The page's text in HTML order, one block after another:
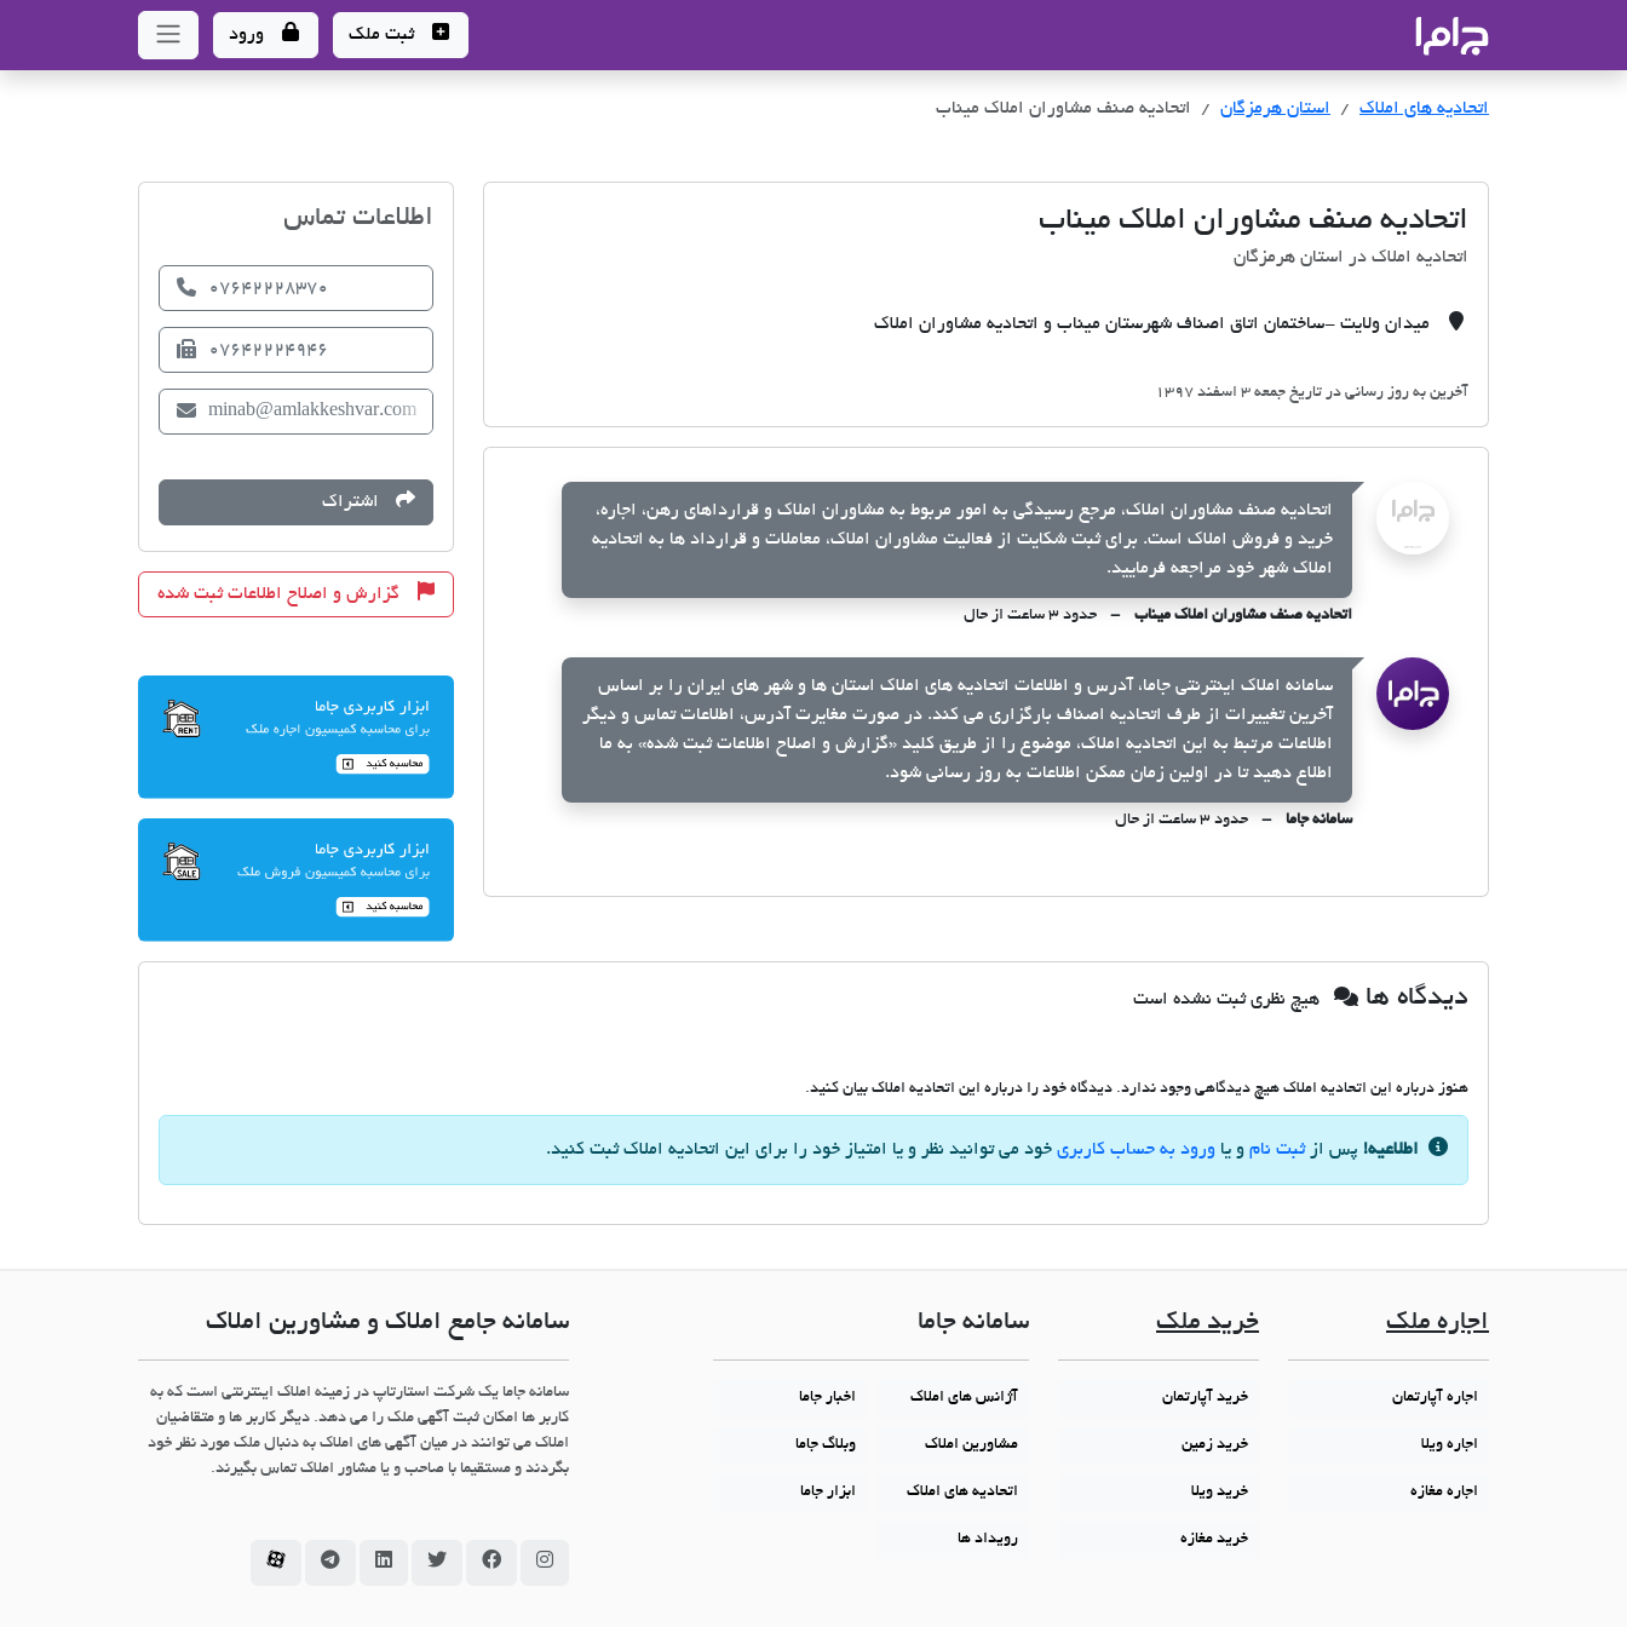
ثبت ملک ورود
اتحادیه های املاک اتحادیه های املاک
استان هرمزگان اتحادیه صنف مشاوران املاک میناب
اتحادیه صنف مشاوران املاک میناب
اتحادیه املاک در استان هرمزگان
میدان ولایت -ساختمان اتاق اصناف شهرستان میناب و اتحادیه مشاوران املاک
آخرین به روز رسانی در تاریخ جمعه 3 اسفند 1397
اتحادیه صنف مشاوران املاک، مرجع رسیدگی به امور مربوط به مشاوران املاک و قرارداهای رهن، اجاره،
خرید و فروش املاک است. برای ثبت شکایت از فعالیت مشاوران املاک، معاملات و قرارداد ها به اتحادیه
املاک شهر خود مراجعه فرمایید.
اتحادیه صنف مشاوران املاک میناب حدود ۳ ساعت از حال
سامانه املاک اینترنتی جاما، آدرس و اطلاعات اتحادیه های املاک استان ها و شهر های ایران را بر اساس
آخرین تغییرات از طرف اتحادیه اصناف بارگزاری می کند. در صورت مغایرت آدرس، اطلاعات تماس و دیگر
اطلاعات مرتبط به این اتحادیه املاک، موضوع را از طریق کلید «گزارش و اصلاح اطلاعات ثبت شده» به ما
اطلاع دهید تا در اولین زمان ممکن اطلاعات به روز رسانی شود.
سامانه جاما حدود ۳ ساعت از حال
اطلاعات تماس
07642228370
07642224946
minab@amlakkeshvar.com
اشتراک
گزارش و اصلاح اطلاعات ثبت شده
دیدگاه ها هیچ نظری ثبت نشده است
هنوز درباره این اتحادیه املاک هیچ دیدگاهی وجود ندارد. دیدگاه خود را درباره این اتحادیه املاک بیان کنید.
اطلاعیه! پس ازثبت نام و یا ورود به حساب کاربری خود می توانید نظر و یا امتیاز خود را برای این اتحادیه املاک ثبت کنید.
اجاره ملک
اجاره آپارتمان
اجاره ویلا
اجاره مغازه
خرید ملک
خرید آپارتمان
خرید زمین
خرید ویلا
خرید مغازه
سامانه جاما
آژانس های املاک اخبار جاما
مشاورین املاک وبلاگ جاما
اتحادیه های املاک ابزار جاما
رویداد ها
سامانه جامع املاک و مشاورین املاک
سامانه جاما یک شرکت استارتاپ در زمینه املاک اینترنتی است که به
کاربر ها امکان ثبت آگهی ملک را می دهد. دیگر کاربر ها و متقاضیان
املاک می توانند در میان آگهی های املاک به دنبال ملک مورد نظر خود
بگردند و مستقیما با صاحب و یا مشاور املاک تماس بگیرند.
سامانه جاما در اینستاگرام
سامانه جاما در فیسبوک
سامانه جاما در توئیتر
سامانه جاما در لینکداین
سامانه جاما در تلگرام
سامانه جاما در آپارات